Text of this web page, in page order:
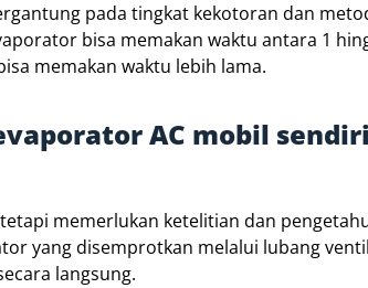
pada tingkat kekotoran dan
bisa memakan waktu antara 1
memakan waktu lebih lama.
AC mobil
memerlukan ketelitian dan
yang disemprotkan melalui lubang
langsung.